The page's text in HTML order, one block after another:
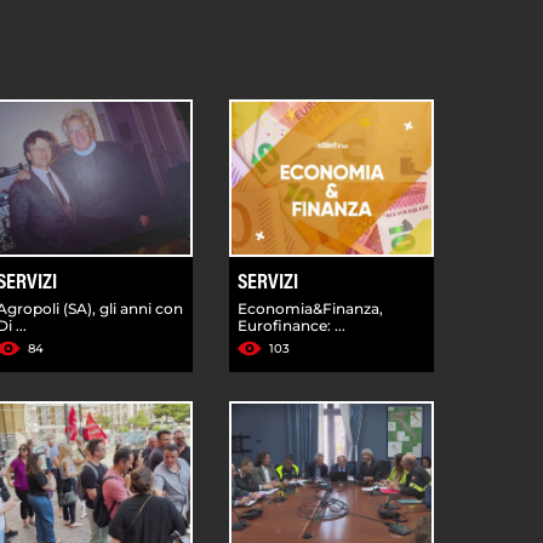
(SA), gli anni con
...
84
SERVIZI
Economia&Finanza,
Eurofinance: ...
103